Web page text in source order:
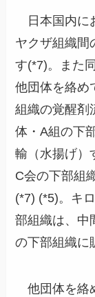
日本国内に
ヤクザ組織間
す(*7)。また
他団体を絡め
組織の覚醒剤
体・A組の下
輸（水揚げ）
C会の下部組
(*7) (*5)。キ
部組織は、中
の下部組織に
他団体を絡